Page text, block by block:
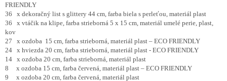
FRIENDLY
36 x dekoračný list s glittery 44 cm, farba biela s perleťou, materiál plast
36 x vtáčik na klipe, farba strieborná 5 x 15 cm, materiál umelé perie, plast,
kov
27 x ozdoba 15 cm, farba strieborná, materiál plast – ECO FRIENDLY
24 x hviezda 20 cm, farba strieborná, materiál plast - ECO FRIENDLY
14 x ozdoba 20 cm, farba strieborná, materiál plast
8 x ozdoba 15 cm, farba červená, materiál plast – ECO FRIENDLY
9 x ozdoba 20 cm, farba červená, materiál plast